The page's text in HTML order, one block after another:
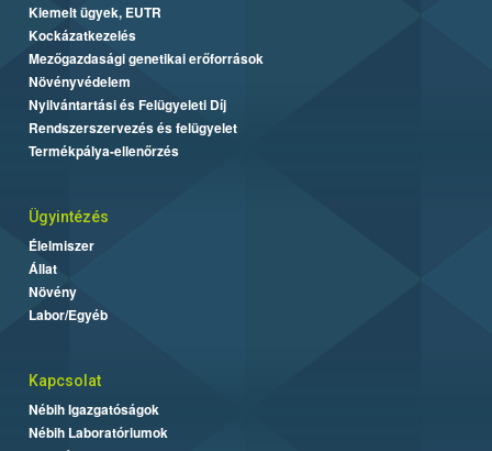
Kiemelt ügyek, EUTR
Kockázatkezelés
Mezőgazdasági genetikai erőforrások
Növényvédelem
Nyilvántartási és Felügyeleti Díj
Rendszerszervezés és felügyelet
Termékpálya-ellenőrzés
Ügyintézés
Élelmiszer
Állat
Növény
Labor/Egyéb
Kapcsolat
Nébih Igazgatóságok
Nébih Laboratóriumok